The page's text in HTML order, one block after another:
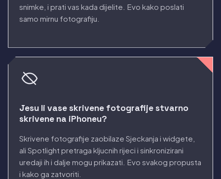
snimke, i prati vas kada dijelite. Evo kako poslati
samo mirnu fotografiju.
Jesu li vase skrivene fotografije stvarno
skrivene na iPhoneu?
Skrivene fotografije zaobilaze Sjeckanja i widgete,
ali Spotlight pretraga kljucnih rijeci i sinkronizirani
uredaji ih i dalje mogu prikazati. Evo svakog propusta
i kako ga zatvoriti.